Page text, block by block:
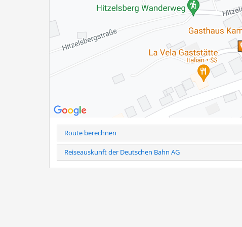
Bernauer Rasthauses. Historische Fotografien und
Die Ausstellungsreihe ist noch bis zum 11. September
zugänglich.
Weitere Infos als PDF
Route berechnen
Reiseauskunft der Deutschen Bahn AG